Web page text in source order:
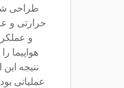
طراحی
حرارتی و
و
هواپیما
عملیاتی